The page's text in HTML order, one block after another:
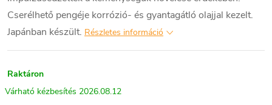
Cserélhető pengéje korrózió- és gyantagátló olajjal kezelt.
Japánban készült. Részletes információ
Raktáron
2026.08.12